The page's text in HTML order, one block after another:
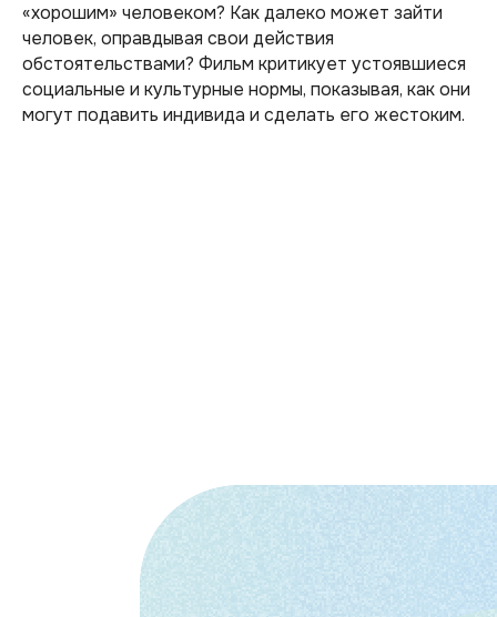
«хорошим» человеком? Как далеко может зайти
человек, оправдывая свои действия
обстоятельствами? Фильм критикует устоявшиеся
социальные и культурные нормы, показывая, как они
могут подавить индивида и сделать его жестоким.